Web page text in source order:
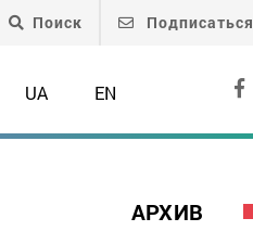
Поиск Подписаться
UA EN
АРХИВ